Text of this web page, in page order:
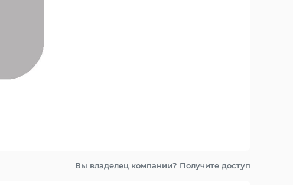
Вы владелец компании? Получите доступ